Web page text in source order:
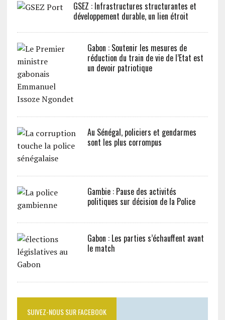
GSEZ : Infrastructures structurantes et
développement durable, un lien étroit
Gabon : Soutenir les mesures de
réduction du train de vie de l’Etat est
un devoir patriotique
Au Sénégal, policiers et gendarmes
sont les plus corrompus
Gambie : Pause des activités
politiques sur décision de la Police
Gabon : Les parties s’échauffent avant
le match
SUIVEZ-NOUS SUR FACEBOOK